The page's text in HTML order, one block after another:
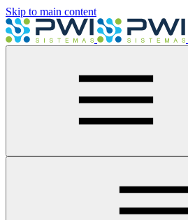
Skip to main content